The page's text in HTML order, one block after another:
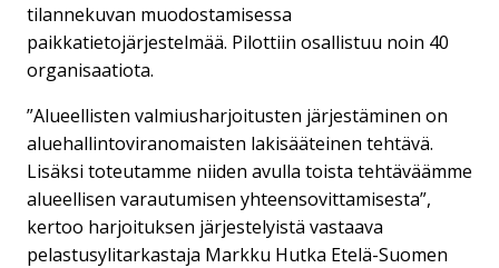
tilannekuvan muodostamisessa
paikkatietojärjestelmää. Pilottiin osallistuu noin 40
organisaatiota.
”Alueellisten valmiusharjoitusten järjestäminen on
aluehallintoviranomaisten lakisääteinen tehtävä.
Lisäksi toteutamme niiden avulla toista tehtäväämme
alueellisen varautumisen yhteensovittamisesta”,
kertoo harjoituksen järjestelyistä vastaava
pelastusylitarkastaja Markku Hutka Etelä-Suomen